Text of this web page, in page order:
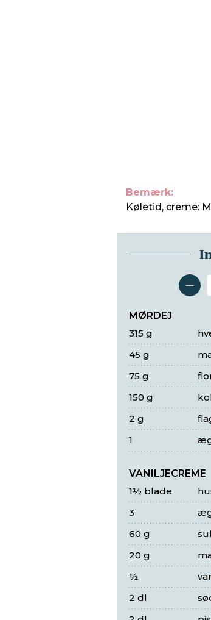
Bemærk:
Køletid, creme:
MØRDEJ
315 g
45 g
75 g
150 g
2 g
1
VANILJECREME
1½ blade
3
60 g
20 g
½
2 dl